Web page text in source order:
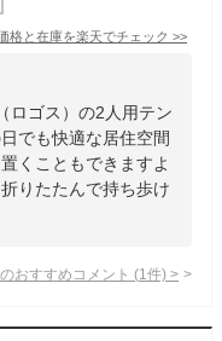
格と在庫を楽天でチェック >>
ロゴス）の2人用テン
でも快適な居住空間
くこともできますよ
りたたんで持ち歩け
おすすめコメント (1 件) >